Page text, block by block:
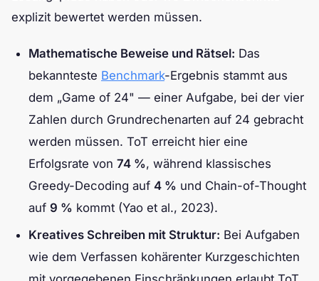
explizit bewertet werden müssen.
Mathematische Beweise und Rätsel: Das
bekannteste Benchmark-Ergebnis stammt aus
dem „Game of 24" — einer Aufgabe, bei der vier
Zahlen durch Grundrechenarten auf 24 gebracht
werden müssen. ToT erreicht hier eine
Erfolgsrate von 74 %, während klassisches
Greedy-Decoding auf 4 % und Chain-of-Thought
auf 9 % kommt (Yao et al., 2023).
Kreatives Schreiben mit Struktur: Bei Aufgaben
wie dem Verfassen kohärenter Kurzgeschichten